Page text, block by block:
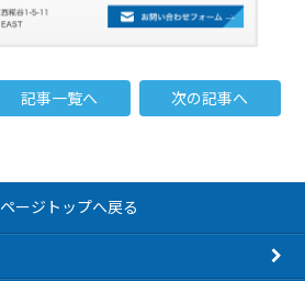
記事一覧へ 次の記事へ
ページトップへ戻る